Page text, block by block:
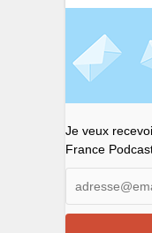
Je veux
France